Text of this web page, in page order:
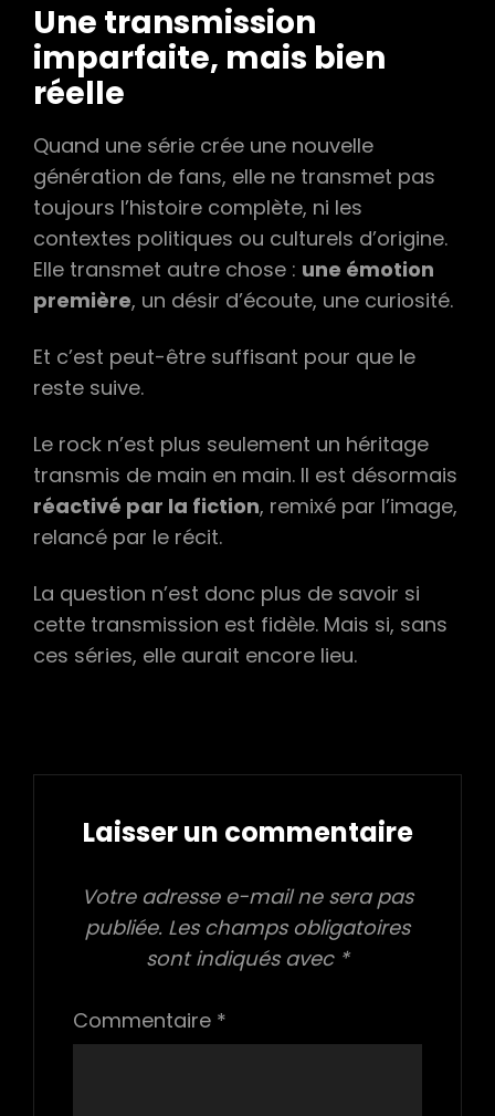
Une transmission
imparfaite, mais bien
réelle
Quand une série crée une nouvelle
génération de fans, elle ne transmet pas
toujours l’histoire complète, ni les
contextes politiques ou culturels d’origine.
Elle transmet autre chose : une émotion
première, un désir d’écoute, une curiosité.
Et c’est peut-être suffisant pour que le
reste suive.
Le rock n’est plus seulement un héritage
transmis de main en main. Il est désormais
réactivé par la fiction, remixé par l’image,
relancé par le récit.
La question n’est donc plus de savoir si
cette transmission est fidèle. Mais si, sans
ces séries, elle aurait encore lieu.
Laisser un commentaire
Votre adresse e-mail ne sera pas
publiée. Les champs obligatoires
sont indiqués avec *
Commentaire *